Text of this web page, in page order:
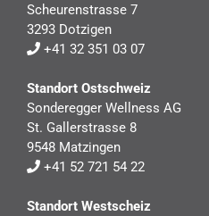
Scheurenstrasse 7
3293 Dotzigen
+41 32 351 03 07
Standort Ostschweiz
Sonderegger Wellness AG
St. Gallerstrasse 8
9548 Matzingen
+41 52 721 54 22
Standort Westscheiz